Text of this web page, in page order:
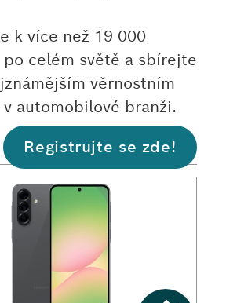
k více než 19 000
celém světě a sbírejte
věrnostním
v automobilové branži.
Registrujte se zde!